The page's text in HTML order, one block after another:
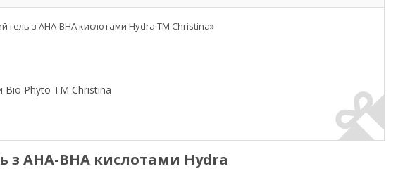
з AHA-BHA кислотами Hydra TM Christina»
Bio Phyto TM Christina
AHA-BHA кислотами Hydra